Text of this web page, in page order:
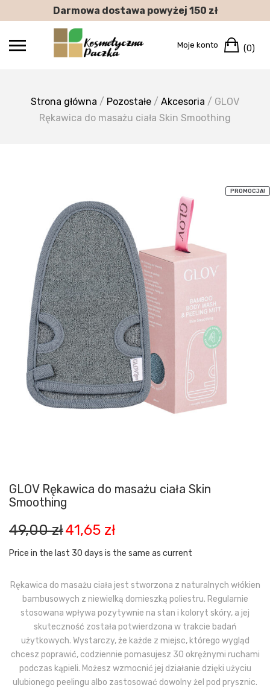
to
Darmowa dostawa powyżej 150 zł
Moje konto (0)
Strona główna / Pozostałe / Akcesoria / GLOV
Rękawica do masażu ciała Skin Smoothing
PROMOCJA!
GLOV Rękawica do masażu ciała Skin
Smoothing
49,00zł Pierwotna
cena
wynosiła:
41,65 zł
wynosi:
Price in the last 30 days is the same as current
Rękawica do masażu ciała jest stworzona z naturalnych włókien
bambusowych z niewielką domieszką poliestru. Regularnie
stosowana wpływa pozytywnie na stan i koloryt skóry, a jej
skuteczność została potwierdzona w trakcie badań
użytkowych. Wystarczy, że każde z miejsc, którego wygląd
chcesz poprawić, codziennie pomasujesz 30 okrężnymi ruchami
podczas kąpieli. Możesz wzmocnić jej działanie dzięki użyciu
ulubionego peelingu albo zastosować dowolny żel pod prysznic.